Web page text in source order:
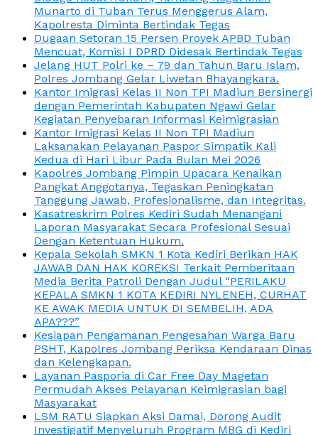
Munarto di Tuban Terus Menggerus Alam,
Kapolresta Diminta Bertindak Tegas
Dugaan Setoran 15 Persen Proyek APBD Tuban
Mencuat, Komisi I DPRD Didesak Bertindak Tegas
Jelang HUT Polri ke – 79 dan Tahun Baru Islam,
Polres Jombang Gelar Liwetan Bhayangkara.
Kantor Imigrasi Kelas II Non TPI Madiun Bersinergi
dengan Pemerintah Kabupaten Ngawi Gelar
Kegiatan Penyebaran Informasi Keimigrasian
Kantor Imigrasi Kelas II Non TPI Madiun
Laksanakan Pelayanan Paspor Simpatik Kali
Kedua di Hari Libur Pada Bulan Mei 2026
Kapolres Jombang Pimpin Upacara Kenaikan
Pangkat Anggotanya, Tegaskan Peningkatan
Tanggung Jawab, Profesionalisme, dan Integritas.
Kasatreskrim Polres Kediri Sudah Menangani
Laporan Masyarakat Secara Profesional Sesuai
Dengan Ketentuan Hukum.
Kepala Sekolah SMKN 1 Kota Kediri Berikan HAK
JAWAB DAN HAK KOREKSI Terkait Pemberitaan
Media Berita Patroli Dengan Judul “PERILAKU
KEPALA SMKN 1 KOTA KEDIRI NYLENEH, CURHAT
KE AWAK MEDIA UNTUK DI SEMBELIH, ADA
APA???”
Kesiapan Pengamanan Pengesahan Warga Baru
PSHT, Kapolres Jombang Periksa Kendaraan Dinas
dan Kelengkapan.
Layanan Pasporia di Car Free Day Magetan
Permudah Akses Pelayanan Keimigrasian bagi
Masyarakat
LSM RATU Siapkan Aksi Damai, Dorong Audit
Investigatif Menyeluruh Program MBG di Kediri